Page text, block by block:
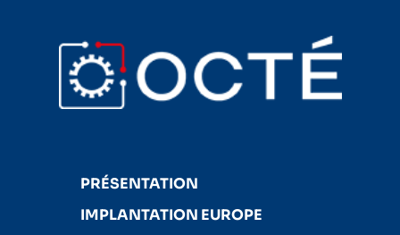
PRÉSENTATION
IMPLANTATION EUROPE